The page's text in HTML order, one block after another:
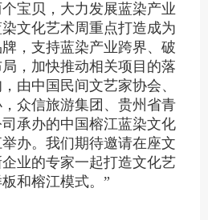
宝贝，大力发展蓝染产业
文化艺术周重点打造成为
，支持蓝染产业跨界、破
，加快推动相关项目的落
由中国民间文艺家协会、
众信旅游集团 、贵州省青
承办的中国榕江蓝染文化
办。我们期待邀请在座文
业的专家一起打造文化艺
和榕江模式。 ”